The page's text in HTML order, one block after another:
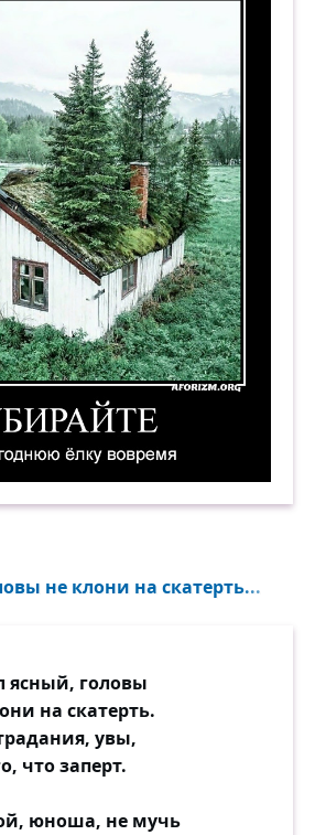
не клони на скатерть...
ясный, головы
на скатерть.
увы,
что заперт.
юноша, не мучь